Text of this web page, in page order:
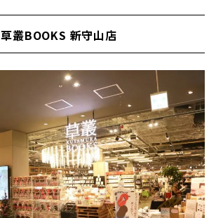
草叢BOOKS 新守山店